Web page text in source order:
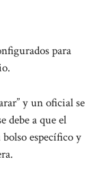
para
y un oficial se
debe a que el
bolso específico y